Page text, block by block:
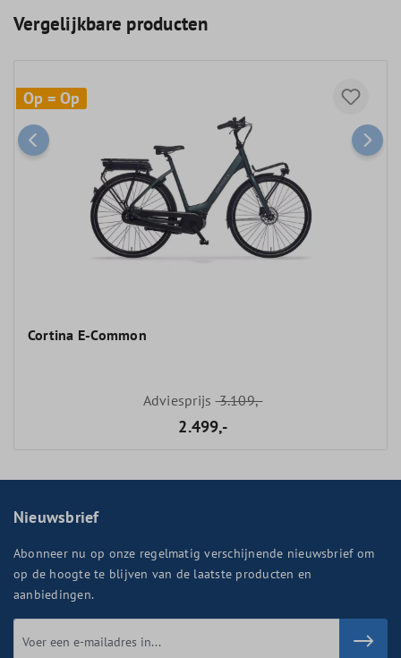
Vergelijkbare producten
Op = Op
Cortina E-Common
Adviesprijs3.109,-
2.499,-
Nieuwsbrief
Abonneer nu op onze regelmatig verschijnende nieuwsbrief om
op de hoogte te blijven van de laatste producten en
aanbiedingen.